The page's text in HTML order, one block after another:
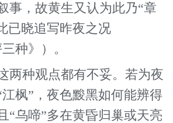
事，故黄生又认为此乃“章
已晓追写昨夜之况
种》）。
种观点都有不妥。若为夜
枫”，夜色黢黑如何能辨得
“乌啼”多在黄昏归巢或天亮